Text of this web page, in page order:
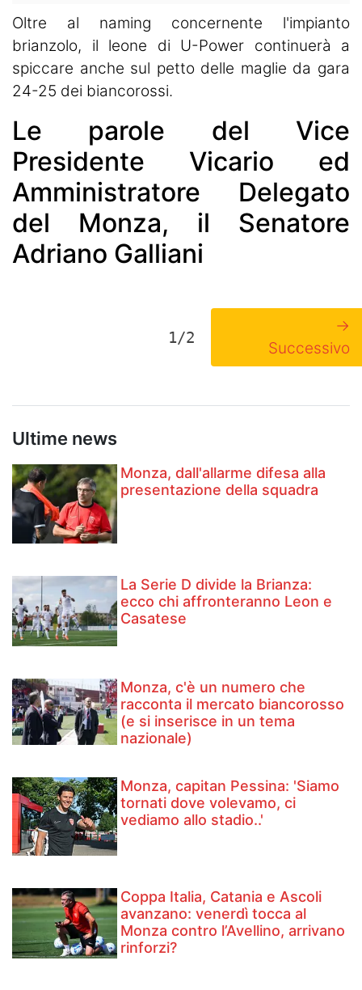
Oltre al naming concernente l'impianto
brianzolo, il leone di U-Power continuerà a
spiccare anche sul petto delle maglie da gara
24-25 dei biancorossi.
Le parole del Vice
Presidente Vicario ed
Amministratore Delegato
del Monza, il Senatore
Adriano Galliani
1/2
→
Successivo
Ultime news
Monza, dall'allarme difesa alla
presentazione della squadra
La Serie D divide la Brianza:
ecco chi affronteranno Leon e
Casatese
Monza, c'è un numero che
racconta il mercato biancorosso
(e si inserisce in un tema
nazionale)
Monza, capitan Pessina: 'Siamo
tornati dove volevamo, ci
vediamo allo stadio..'
Coppa Italia, Catania e Ascoli
avanzano: venerdì tocca al
Monza contro l’Avellino, arrivano
rinforzi?